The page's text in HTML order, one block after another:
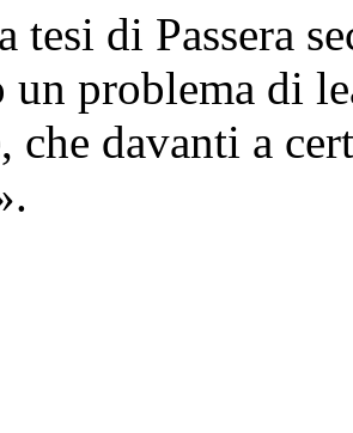
tesi di Passera
un problema di
che davanti a